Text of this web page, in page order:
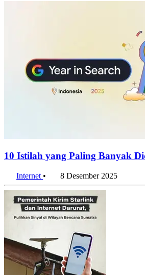
10 Istilah yang Paling Banyak
Internet • 8 Desember 2025